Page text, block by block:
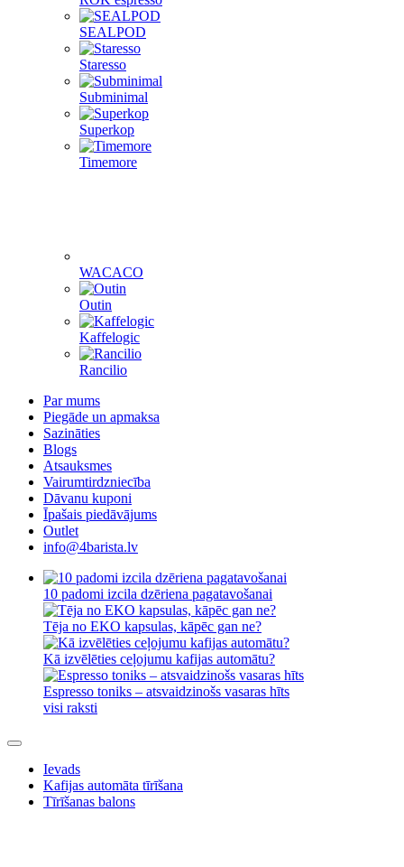
SEALPOD
Staresso
Subminimal
Superkop
Timemore
WACACO
Outin
Kaffelogic
Rancilio
Par mums
Piegāde un apmaksa
Sazināties
Blogs
Atsauksmes
Vairumtirdzniecība
Dāvanu kuponi
Īpašais piedāvājums
Outlet
info@4barista.lv
10 padomi izcila dzēriena pagatavošanai
Tēja no EKO kapsulas, kāpēc gan ne?
Kā izvēlēties ceļojumu kafijas automātu?
Espresso toniks – atsvaidzinošs vasaras hīts
visi raksti
Ievads
Kafijas automāta tīrīšana
Tīrīšanas balons